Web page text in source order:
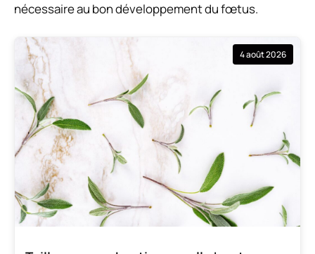
nécessaire au bon développement du fœtus.
4 août 2026